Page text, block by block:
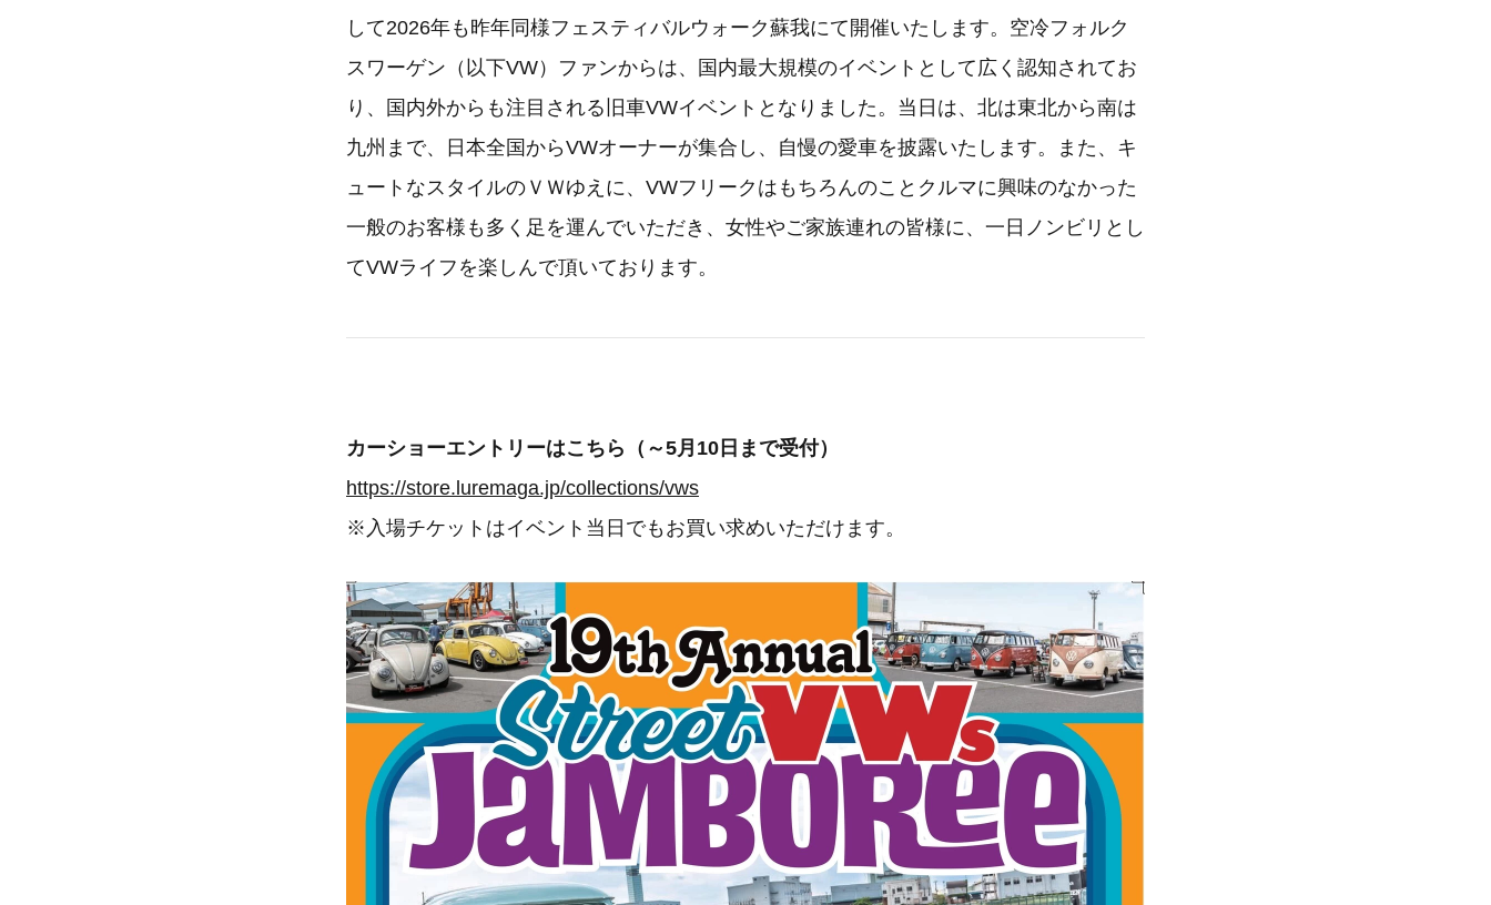
して2026年も昨年同様フェスティバルウォーク蘇我にて開催いたします。空冷フォルク
スワーゲン（以下VW）ファンからは、国内最大規模のイベントとして広く認知されてお
り、国内外からも注目される旧車VWイベントとなりました。当日は、北は東北から南は
九州まで、日本全国からVWオーナーが集合し、自慢の愛車を披露いたします。また、キ
ュートなスタイルのＶＷゆえに、VWフリークはもちろんのことクルマに興味のなかった
一般のお客様も多く足を運んでいただき、女性やご家族連れの皆様に、一日ノンビリとし
てVWライフを楽しんで頂いております。
カーショーエントリーはこちら（～5月10日まで受付）
https://store.luremaga.jp/collections/vws
※入場チケットはイベント当日でもお買い求めいただけます。